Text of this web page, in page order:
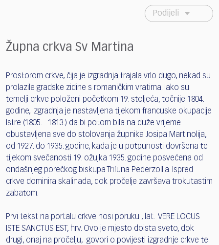
Podijeli
Župna crkva Sv Martina
Prostorom crkve, čija je izgradnja trajala vrlo dugo, nekad su
prolazile gradske zidine s romaničkim vratima. Iako su
temelji crkve položeni početkom 19. stoljeća, točnije 1804.
godine, izgradnja je nastavljena tijekom francuske okupacije
Istre (1805. - 1813.) da bi potom bila na duže vrijeme
obustavljena sve do stolovanja župnika Josipa Martinolija,
od 1927. do 1935. godine, kada je u potpunosti dovršena te
tijekom svečanosti 19. ožujka 1935. godine posvećena od
ondašnjeg porečkog biskupa Trifuna Pederzollia. Ispred
crkve dominira skalinada, dok pročelje završava trokutastim
zabatom.
Prvi tekst na portalu crkve nosi poruku , lat. VERE LOCUS
ISTE SANCTUS EST, hrv. Ovo je mjesto doista sveto, dok
drugi, onaj na pročelju, govori o povijesti izgradnje crkve te